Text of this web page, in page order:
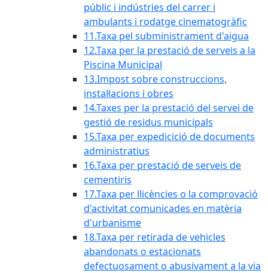
públic i indústries del carrer i
ambulants i rodatge cinematogràfic
11.Taxa pel subministrament d'aigua
12.Taxa per la prestació de serveis a la
Piscina Municipal
13.Impost sobre construccions,
instal·lacions i obres
14.Taxes per la prestació del servei de
gestió de residus municipals
15.Taxa per expedicició de documents
administratius
16.Taxa per prestació de serveis de
cementiris
17.Taxa per llicències o la comprovació
d'activitat comunicades en matèria
d'urbanisme
18.Taxa per retirada de vehicles
abandonats o estacionats
defectuosament o abusivament a la via